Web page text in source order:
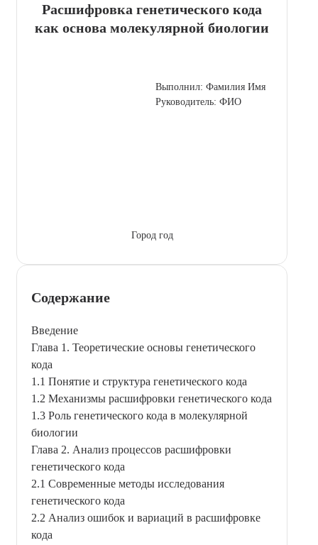
Расшифровка генетического кода
как основа молекулярной биологии
Выполнил: Фамилия Имя
Руководитель: ФИО
Город год
Содержание
Введение
Глава 1. Теоретические основы генетического
кода
1.1 Понятие и структура генетического кода
1.2 Механизмы расшифровки генетического кода
1.3 Роль генетического кода в молекулярной
биологии
Глава 2. Анализ процессов расшифровки
генетического кода
2.1 Современные методы исследования
генетического кода
2.2 Анализ ошибок и вариаций в расшифровке
кода